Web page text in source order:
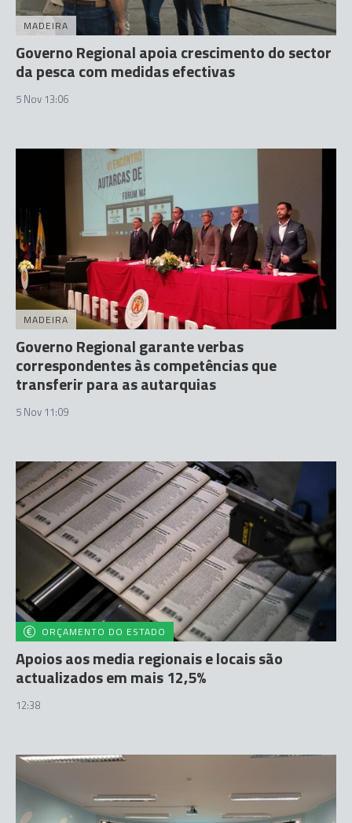
MADEIRA
Governo Regional apoia crescimento do sector
da pesca com medidas efectivas
5 Nov 13:06
MADEIRA
Governo Regional garante verbas
correspondentes às competências que
transferir para as autarquias
5 Nov 11:09
ORÇAMENTO DO ESTADO
Apoios aos media regionais e locais são
actualizados em mais 12,5%
12:38